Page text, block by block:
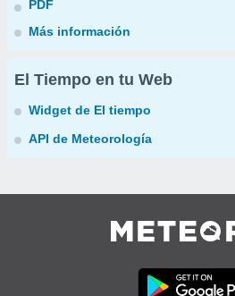
PDF
Más información
El Tiempo en tu Web
Widget de El tiempo
API de Meteorología